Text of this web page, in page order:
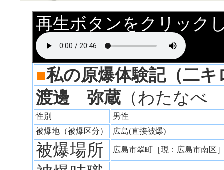
再生ボタンをクリック
■私の原爆体験記（二
渡邊 弥蔵 （わたな
性別
男性
被爆地（被爆区分）
広島(直接被爆)
被爆場所 広島市翠町［現：広島市南